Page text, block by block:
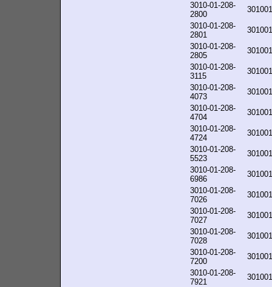
3010-01-208-
2800
3010-01-208-
2801
3010-01-208-
2805
3010-01-208-
3115
3010-01-208-
4073
3010-01-208-
4704
3010-01-208-
4724
3010-01-208-
5523
3010-01-208-
6986
3010-01-208-
7026
3010-01-208-
7027
3010-01-208-
7028
3010-01-208-
7200
3010-01-208-
7921